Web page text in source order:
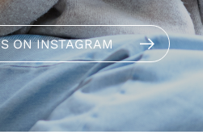
ON INSTAGRAM